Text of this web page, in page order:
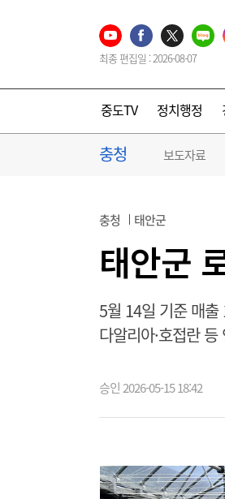
최종 편집일 : 2026-08-07
중도TV 정치행정
충청 보도자료
충청 태안군
태안군
5월 14일 기준 매
다알리아·호접란
승인 2026-05-15 18:42